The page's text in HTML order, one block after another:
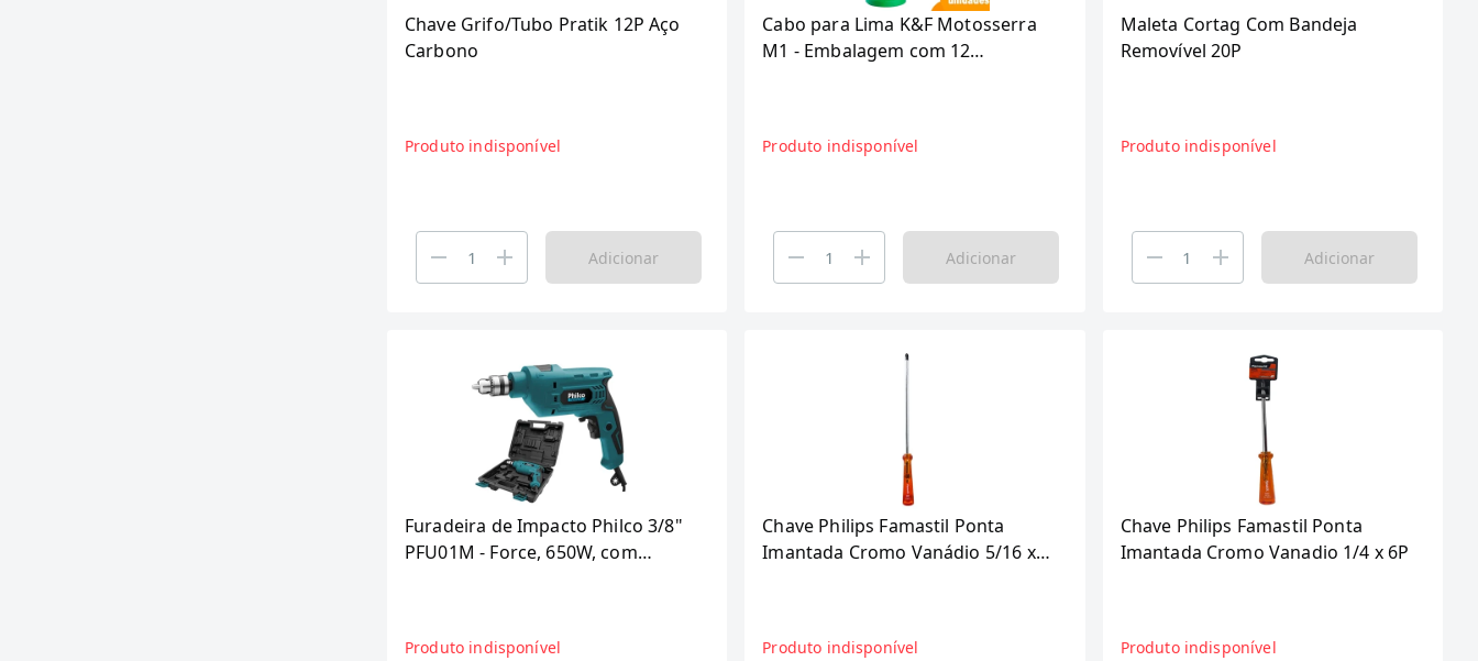
Chave Grifo/Tubo Pratik 12P Aço
Carbono
Produto indisponível
Adicionar
Cabo para Lima K&F Motosserra
M1 - Embalagem com 12
Produto indisponível
Adicionar
Maleta Cortag Com Bandeja
Removível 20P
Produto indisponível
Adicionar
Furadeira de Impacto Philco 3/8"
PFU01M - Force, 650W, com
Produto indisponível
Chave Philips Famastil Ponta
Imantada Cromo Vanádio 5/16 x
Produto indisponível
Chave Philips Famastil Ponta
Imantada Cromo Vanadio 1/4 x 6P
Produto indisponível